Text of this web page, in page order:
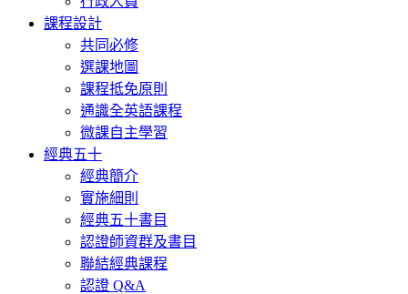
課程設計
共同必修
選課地圖
課程抵免原則
通識全英語課程
微課自主學習
經典五十
經典簡介
實施細則
經典五十書目
認證師資群及書目
聯結經典課程
認證 Q&A